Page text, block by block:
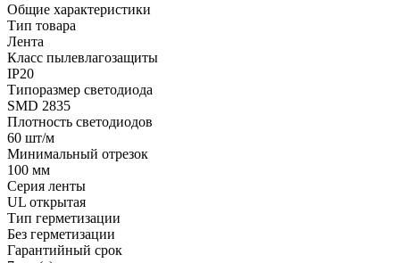
Общие характеристики
Тип товара
Лента
Класс пылевлагозащиты
IP20
Типоразмер светодиода
SMD 2835
Плотность светодиодов
60 шт/м
Минимальный отрезок
100 мм
Серия ленты
UL открытая
Тип герметизации
Без герметизации
Гарантийный срок